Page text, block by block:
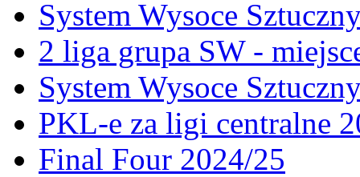
System Wysoce
2 liga grupa SW -
System Wysoce
PKL-e za ligi centralne
Final Four 2024/25